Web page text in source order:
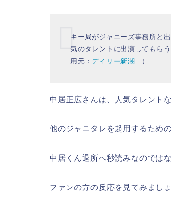
キー局がジャニーズ事務所と
気のタレントに出演してもら
用元：デイリー新潮 ）
中居正広さんは、人気タレントな
他のジャニタレを起用するため
中居くん退所へ秒読みなのでは
ファンの方の反応を見てみましょ